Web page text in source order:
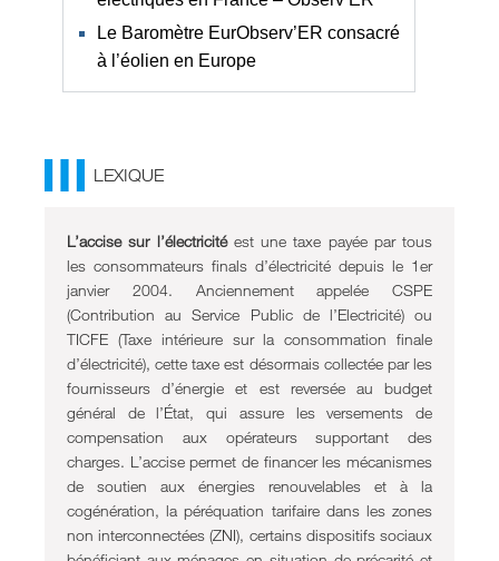
Le Baromètre EurObserv’ER consacré
à l’éolien en Europe
LEXIQUE
L’accise sur l’électricitéest une taxe payée par tous
les consommateurs finals d’électricité depuis le 1er
janvier 2004. Anciennement appelée CSPE
(Contribution au Service Public de l’Electricité) ou
TICFE (Taxe intérieure sur la consommation finale
d’électricité), cette taxe est désormais collectée par les
fournisseurs d’énergie et est reversée au budget
général de l’État, qui assure les versements de
compensation aux opérateurs supportant des
charges. L’accise permet de financer les mécanismes
de soutien aux énergies renouvelables et à la
cogénération, la péréquation tarifaire dans les zones
non interconnectées (ZNI), certains dispositifs sociaux